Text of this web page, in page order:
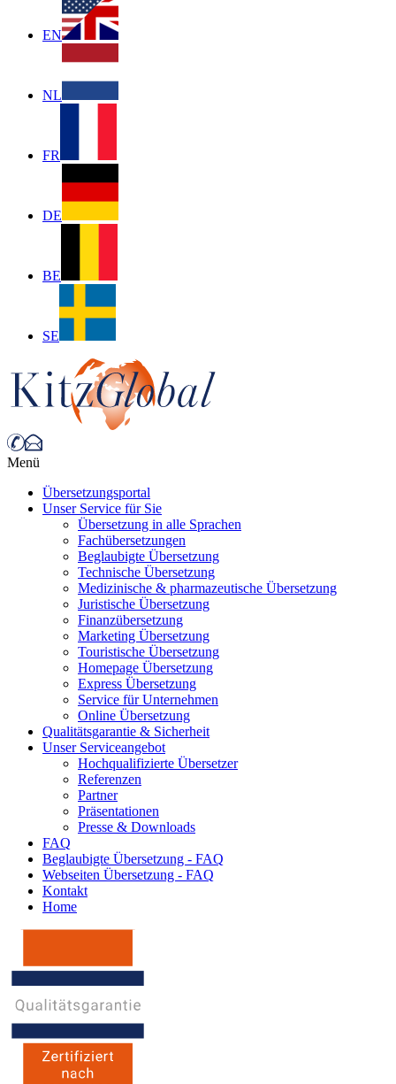
EN
NL
FR
DE
BE
SE
Menü
Übersetzungsportal
Unser Service für Sie
Übersetzung in alle Sprachen
Fachübersetzungen
Beglaubigte Übersetzung
Technische Übersetzung
Medizinische & pharmazeutische Übersetzung
Juristische Übersetzung
Finanzübersetzung
Marketing Übersetzung
Touristische Übersetzung
Homepage Übersetzung
Express Übersetzung
Service für Unternehmen
Online Übersetzung
Qualitätsgarantie & Sicherheit
Unser Serviceangebot
Hochqualifizierte Übersetzer
Referenzen
Partner
Präsentationen
Presse & Downloads
FAQ
Beglaubigte Übersetzung - FAQ
Webseiten Übersetzung - FAQ
Kontakt
Home